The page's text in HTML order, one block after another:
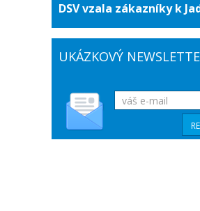
DSV vzala zákazníky k
UKÁZKOVÝ